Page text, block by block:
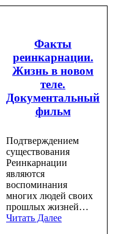
Факты
реинкарнации.
Жизнь в новом
теле.
Документальный
фильм
Подтверждением
существования
Реинкарнации
являются
воспоминания
многих людей своих
прошлых жизней…
Читать Далее